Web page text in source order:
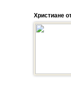
Христиане